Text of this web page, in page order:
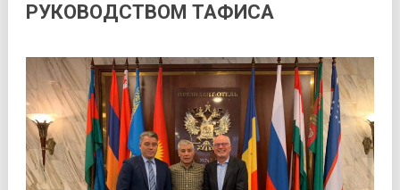
РУКОВОДСТВОМ ТАФИСА